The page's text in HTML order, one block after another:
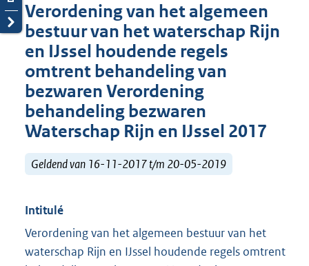
Verordening van het algemeen
bestuur van het waterschap Rijn
en IJssel houdende regels
omtrent behandeling van
bezwaren Verordening
behandeling bezwaren
Waterschap Rijn en IJssel 2017
Geldend van 16-11-2017 t/m 20-05-2019
Intitulé
Verordening van het algemeen bestuur van het
waterschap Rijn en IJssel houdende regels omtrent